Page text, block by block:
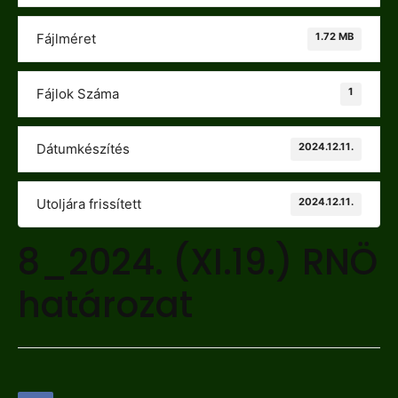
Fájlméret 1.72 MB
Fájlok Száma 1
Dátumkészítés 2024.12.11.
Utoljára frissített 2024.12.11.
8_2024. (XI.19.) RNÖ
határozat